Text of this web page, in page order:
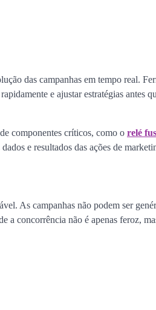
das campanhas em tempo real.
e ajustar estratégias antes
componentes críticos, como o relé
e resultados das ações de
As campanhas não podem ser
a concorrência não é apenas feroz,